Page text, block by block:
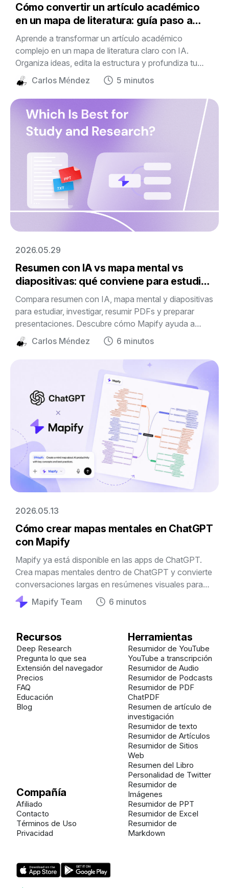
Carlos Méndez 5 minutos
Cómo convertir un artículo académico
en un mapa de literatura: guía paso a
paso
Aprende a transformar un artículo académico
complejo en un mapa de literatura claro con IA.
Organiza ideas, edita la estructura y profundiza tu
investigación con Mapify.
Carlos Méndez 6 minutos
2026.05.29
Resumen con IA vs mapa mental vs
diapositivas: qué conviene para estudiar
e investigar
Compara resumen con IA, mapa mental y diapositivas
para estudiar, investigar, resumir PDFs y preparar
presentaciones. Descubre cómo Mapify ayuda a
ordenar información compleja en un formato visual
editable.
Mapify Team 6 minutos
2026.05.13
Cómo crear mapas mentales en ChatGPT
con Mapify
Mapify ya está disponible en las apps de ChatGPT.
Crea mapas mentales dentro de ChatGPT y convierte
conversaciones largas en resúmenes visuales para
estudiar, investigar y trabajar mejor.
Recursos
Deep Research
Pregunta lo que sea
Extensión del navegador
Precios
FAQ
Educación
Blog
Compañía
Afiliado
Contacto
Términos de Uso
Privacidad
Herramientas
Resumidor de YouTube
YouTube a transcripción
Resumidor de Audio
Resumidor de Podcasts
Resumidor de PDF
ChatPDF
Resumen de artículo de
investigación
Resumidor de texto
Resumidor de Artículos
Resumidor de Sitios
Web
Resumen del Libro
Personalidad de Twitter
Resumidor de
Imágenes
Resumidor de PPT
Resumidor de Excel
Resumidor de
Markdown